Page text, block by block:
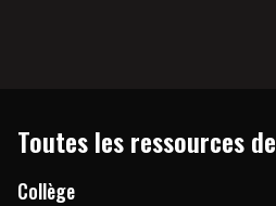
Toutes les ressources de
Collège